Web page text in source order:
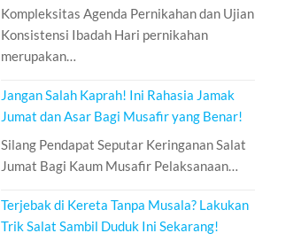
Kompleksitas Agenda Pernikahan dan Ujian
Konsistensi Ibadah Hari pernikahan
merupakan…
Jangan Salah Kaprah! Ini Rahasia Jamak
Jumat dan Asar Bagi Musafir yang Benar!
Silang Pendapat Seputar Keringanan Salat
Jumat Bagi Kaum Musafir Pelaksanaan…
Terjebak di Kereta Tanpa Musala? Lakukan
Trik Salat Sambil Duduk Ini Sekarang!